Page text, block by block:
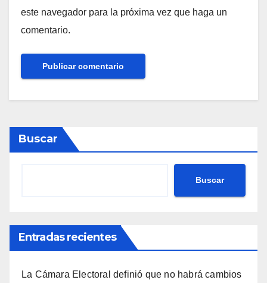
este navegador para la próxima vez que haga un
comentario.
Buscar
Buscar
Entradas recientes
La Cámara Electoral definió que no habrá cambios